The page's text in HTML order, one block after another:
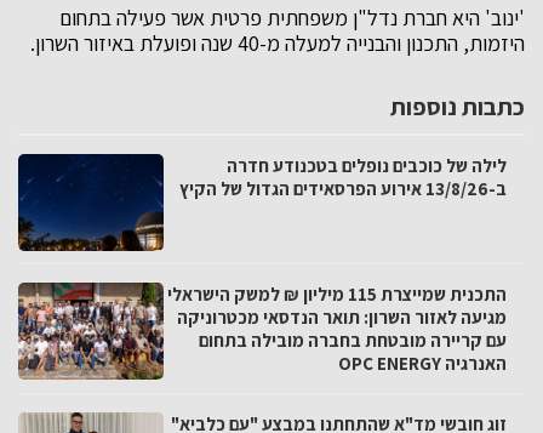
'ינוב' היא חברת נדל"ן משפחתית פרטית אשר פעילה בתחום
היזמות, התכנון והבנייה למעלה מ-40 שנה ופועלת באיזור השרון.
כתבות נוספות
לילה של כוכבים נופלים בטכנודע חדרה
ב-13/8/26 אירוע הפרסאידים הגדול של הקיץ
התכנית שמייצרת 115 מיליון ₪ למשק הישראלי
מגיעה לאזור השרון: תואר הנדסאי מכטרוניקה
עם קריירה מובטחת בחברה מובילה בתחום
האנרגיה OPC ENERGY
זוג חובשי מד"א שהתחתנו במבצע "עם כלביא"